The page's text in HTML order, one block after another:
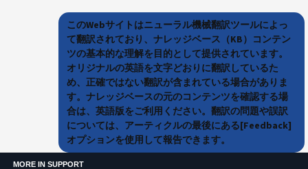
このWebサイトはニューラル機械翻訳ツールによっ
て翻訳されており、ナレッジベース（KB）コンテン
ツの基本的な理解を目的として提供されています。
オリジナルの英語を文字どおりに翻訳しているた
め、正確ではない翻訳が含まれている場合がありま
す。ナレッジベースの元のコンテンツを確認する場
合は、英語版をご利用ください。翻訳の問題や誤訳
については、アーティクルの最後にある[Feedback]
オプションを使用して報告できます。
MORE IN SUPPORT